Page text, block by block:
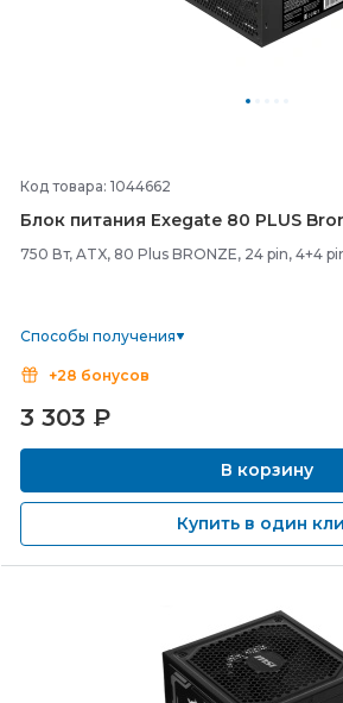
Код товара: 1044662
Блок питания Exegate 80 PLUS
750 Вт, ATX, 80 Plus BRONZE, 24 pin, 4+4
Способы получения
+28 бонусов
3 303 ₽
В корзину
Купить в один